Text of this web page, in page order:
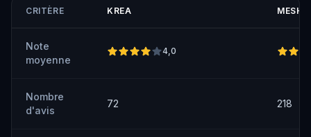
CRITÈRE KREA MESHY
Note
moyenne
4,0
Nombre
d'avis
72 218